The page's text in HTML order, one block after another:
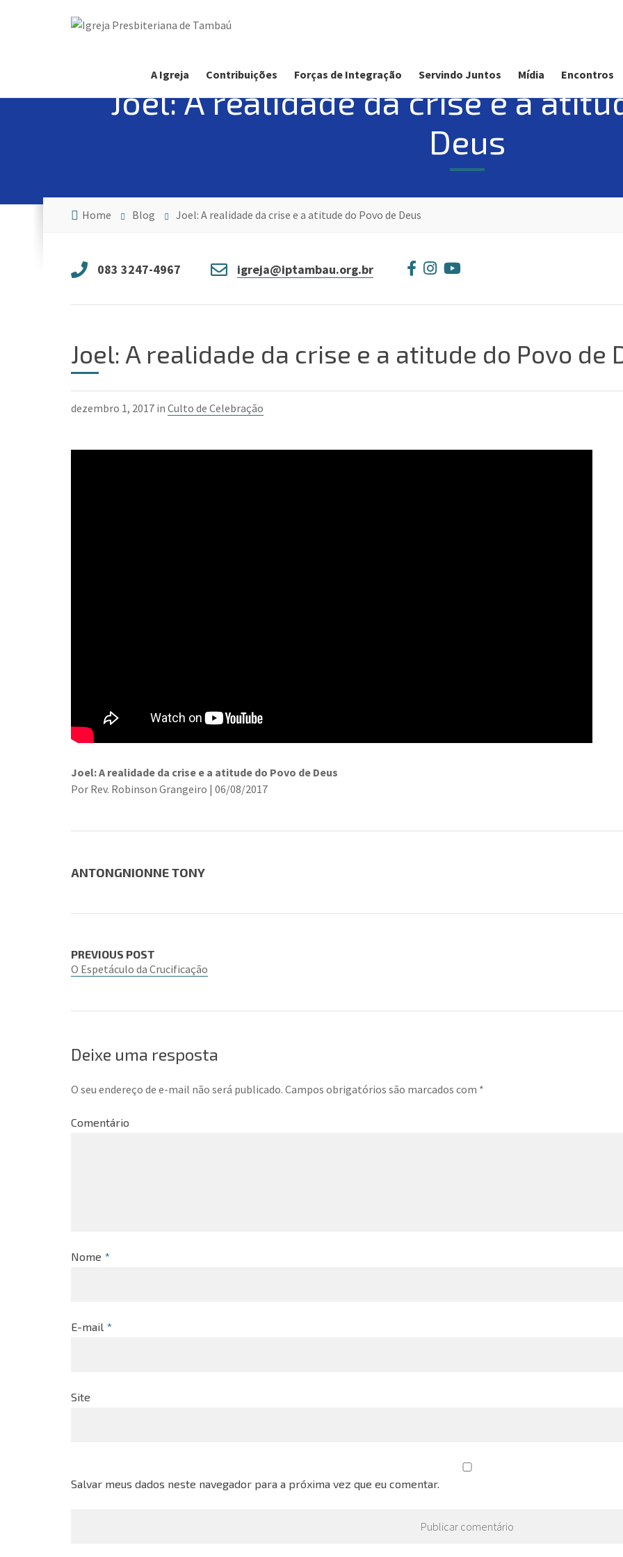
A Igreja Contribuições Forças de Integração Servindo Juntos Mídia Encontros
Joel: A realidade da crise e a
Deus
Home Blog Joel: A realidade da crise e a atitude do Povo de Deus
083 3247-4967 igreja@iptambau.org.br
Joel: A realidade da crise e a atitude do Povo de
dezembro 1, 2017 in Culto de Celebração
Joel: A realidade da crise e a atitude do Povo de Deus
Por Rev. Robinson Grangeiro | 06/08/2017
ANTONGNIONNE TONY
PREVIOUS POST
O Espetáculo da Crucificação
Deixe uma resposta
O seu endereço de e-mail não será publicado. Campos obrigatórios são marcados com *
Comentário
Nome *
E-mail *
Site
Salvar meus dados neste navegador para a próxima vez que eu comentar.